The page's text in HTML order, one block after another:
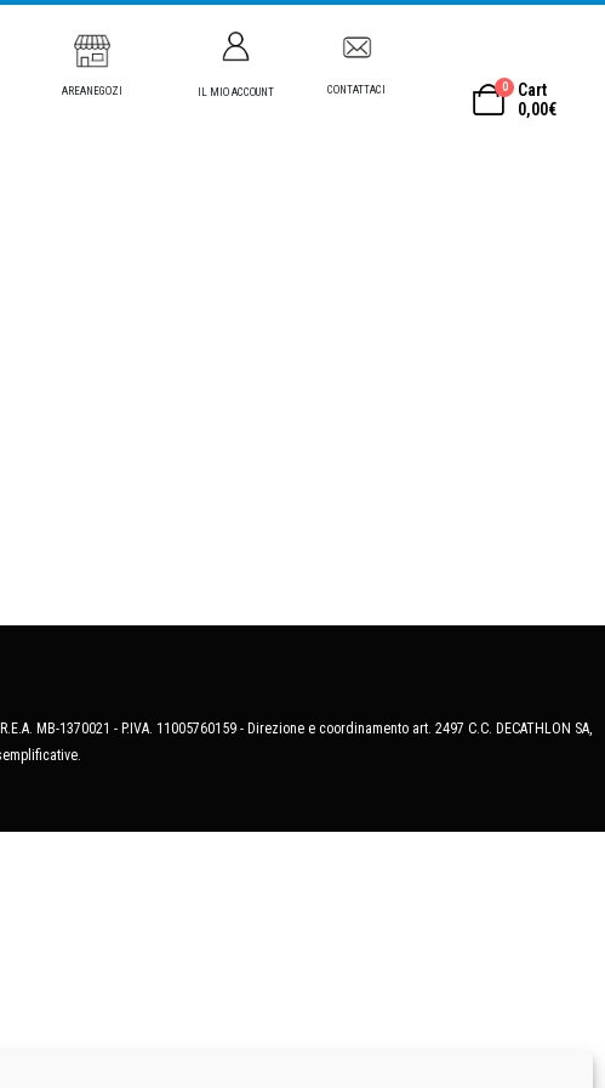
AREANEGOZI IL MIO ACCOUNT CONTATTACI 0
Cart
0,00€
MB-1370021 - P.IVA. 11005760159 - Direzione e coordinamento art. 2497 C.C. DECATHLON SA,